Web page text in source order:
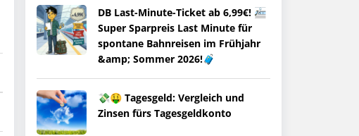
DB Last-Minute-Ticket ab 6,99€! 🚈
Super Sparpreis Last Minute für
spontane Bahnreisen im Frühjahr
&amp; Sommer 2026!🧳
💸🤑 Tagesgeld: Vergleich und
Zinsen fürs Tagesgeldkonto